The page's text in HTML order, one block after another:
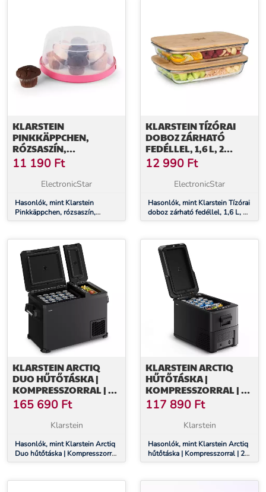
KLARSTEIN
PINKKÄPPCHEN,
RÓZSASZÍN,
TORTABÚRA,
SÜTEMÉNYES DOBOZ,
Ø26 CM
11 190 Ft
ElectronicStar
Hasonlók, mint Klarstein
Pinkkäppchen, rózsaszín,
tortabúra, süteményes doboz,
KLARSTEIN TÍZÓRAI
DOBOZ ZÁRHATÓ
FEDÉLLEL, 1,6 L, 2
DARABOS KÉSZLET,
HŐÁLLÓ, ÜVEG,
BAMBUSZ
12 990 Ft
ElectronicStar
Hasonlók, mint Klarstein Tízórai
doboz zárható fedéllel, 1,6 L, 2
darabos készlet, hőálló, üveg,
KLARSTEIN ARCTIQ
DUO HŰTŐTÁSKA |
KOMPRESSZORRAL | 43
LITER | 58 DOBOZ | -18-
20 °C | FEKETE | 78 CM
165 690 Ft
Klarstein
Hasonlók, mint Klarstein Arctiq
Duo hűtőtáska | Kompresszorral
| 43 liter | 58 doboz | -18-20 °C |
KLARSTEIN ARCTIQ
HŰTŐTÁSKA |
KOMPRESSZORRAL | 27
LITER | 36 DOBOZ | -20
ÉS 20 °C KÖZÖTT |
FEKETE | 60 CM
117 890 Ft
Klarstein
Hasonlók, mint Klarstein Arctiq
hűtőtáska | Kompresszorral | 27
liter | 36 doboz | -20 és 20 °C